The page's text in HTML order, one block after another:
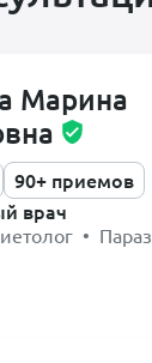
Марина
90+ приемов
врач
•